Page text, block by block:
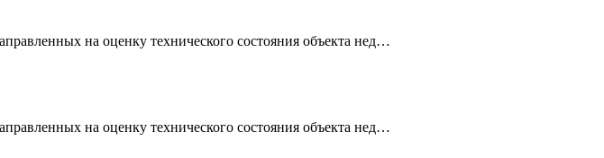
на оценку технического состояния объекта нед…
на оценку технического состояния объекта нед…